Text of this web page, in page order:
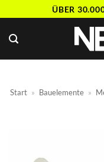
springen
ÜBER
Start » Bauelemente »